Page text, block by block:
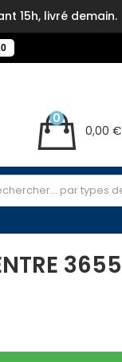
livré demain.
0,00 €
0
3655